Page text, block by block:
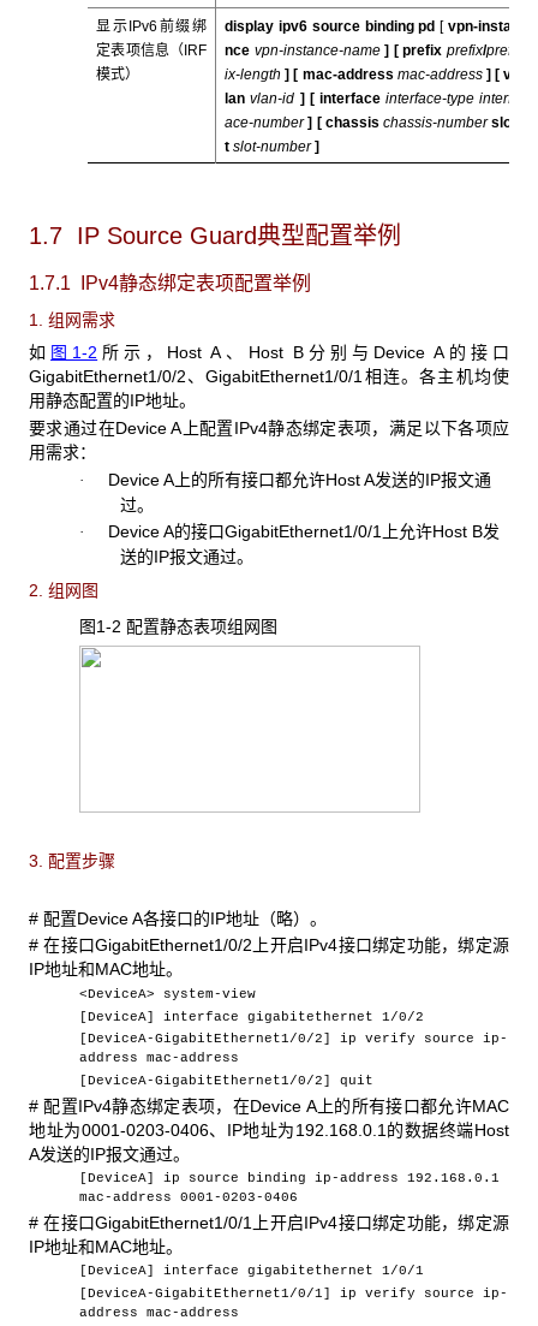
显示IPv6前缀绑
定表项信息（IRF
模式）
display ipv6 source binding pd [ vpn-insta
nce vpn-instance-name] [prefix prefix/pref
ix-length ] [ mac-address mac-address] [ v
lan vlan-id ] [ interface interface-type interf
ace-number] [ chassis chassis-number slo
tslot-number]
1.7 IP Source Guard典型配置举例
1.7.1 IPv4静态绑定表项配置举例
1. 组网需求
如 图1-2 所示，Host A、Host B分别与Device A的接口
GigabitEthernet1/0/2、GigabitEthernet1/0/1相连。各主机均使
用静态配置的IP地址。
要求通过在Device A上配置IPv4静态绑定表项，满足以下各项应
用需求：
· Device A上的所有接口都允许Host A发送的IP报文通
过。
· Device A的接口GigabitEthernet1/0/1上允许Host B发
送的IP报文通过。
2. 组网图
图1-2 配置静态表项组网图
3. 配置步骤
# 配置Device A各接口的IP地址（略）。
# 在接口GigabitEthernet1/0/2上开启IPv4接口绑定功能，绑定源
IP地址和MAC地址。
<DeviceA> system-view
[DeviceA] interface gigabitethernet 1/0/2
[DeviceA-GigabitEthernet1/0/2] ip verify source ip-
address mac-address
[DeviceA-GigabitEthernet1/0/2] quit
# 配置IPv4静态绑定表项，在Device A上的所有接口都允许MAC
地址为0001-0203-0406、IP地址为192.168.0.1的数据终端Host
A发送的IP报文通过。
[DeviceA] ip source binding ip-address 192.168.0.1
mac-address 0001-0203-0406
# 在接口GigabitEthernet1/0/1上开启IPv4接口绑定功能，绑定源
IP地址和MAC地址。
[DeviceA] interface gigabitethernet 1/0/1
[DeviceA-GigabitEthernet1/0/1] ip verify source ip-
address mac-address